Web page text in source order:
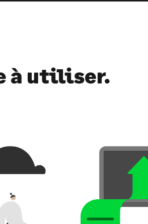
à utiliser.